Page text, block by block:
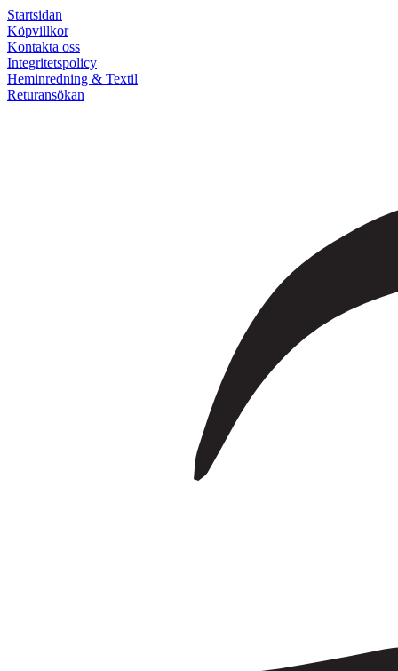
Startsidan
Köpvillkor
Kontakta oss
Integritetspolicy
Heminredning & Textil
Returansökan